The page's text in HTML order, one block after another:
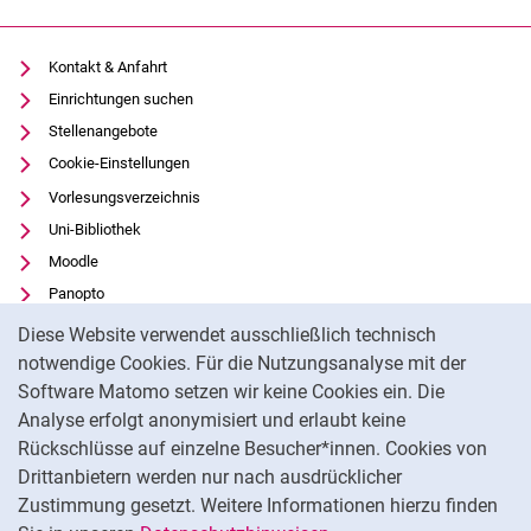
Diese Website verwendet ausschließlich technisch
notwendige Cookies. Für die Nutzungsanalyse mit der
Software Matomo setzen wir keine Cookies ein. Die
Analyse erfolgt anonymisiert und erlaubt keine
Rückschlüsse auf einzelne Besucher*innen. Cookies von
Drittanbietern werden nur nach ausdrücklicher
Zustimmung gesetzt. Weitere Informationen hierzu finden
Kontakt & Anfahrt
Einrichtungen suchen
Stellenangebote
Cookie-Einstellungen
Vorlesungsverzeichnis
Uni-Bibliothek
Moodle
Panopto
Datenschutz
Barrierefreiheit
Transparenter KI-Einsatz
Impressum
Externer Link: Universität Kassel auf
Facebook(öffnet neues Fenster)
Externer Link: Universität Kassel auf
Instagram (öffnet neues Fenster)